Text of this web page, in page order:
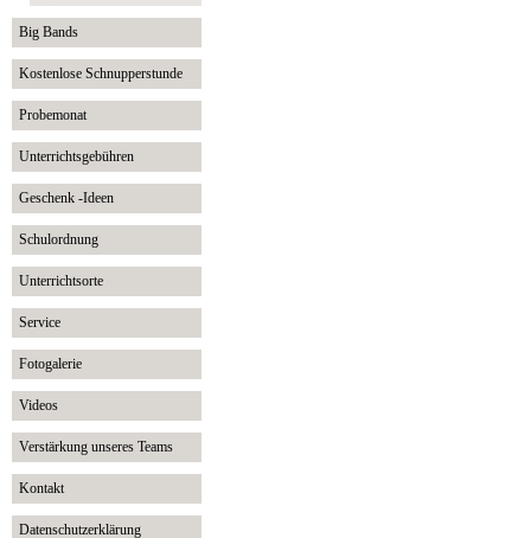
Big Bands
Kostenlose Schnupperstunde
Probemonat
Unterrichtsgebühren
Geschenk -Ideen
Schulordnung
Unterrichtsorte
Service
Fotogalerie
Videos
Verstärkung unseres Teams
Kontakt
Datenschutzerklärung